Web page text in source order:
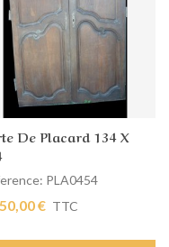
De Placard 134 X
PLA0454
€ TTC